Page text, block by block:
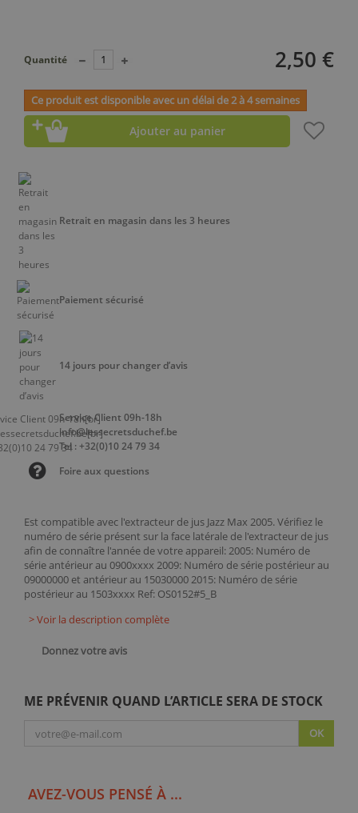
Est compatible avec l'extracteur de jus Jazz Max 2005. Vérifiez le
numéro de série présent sur la face latérale de l'extracteur de jus
afin de connaître l'année de votre appareil: 2005: Numéro de
série antérieur au 0900xxxx 2009: Numéro de série postérieur au
09000000 et antérieur au 15030000 2015: Numéro de série
postérieur au 1503xxxx Ref: OS0152#5_B
> Voir la description complète
Donnez votre avis
ME PRÉVENIR QUAND L’ARTICLE SERA DE STOCK
OK
2,50 €
Quantité
Ce produit est disponible avec un délai de 2 à 4 semaines
Ajouter au panier
Retrait en magasin dans les 3 heures
Paiement sécurisé
14 jours pour changer d’avis
Service Client 09h-18h
info@lessecretsduchef.be
Tel : +32(0)10 24 79 34
Foire aux questions
AVEZ-VOUS PENSÉ À ...